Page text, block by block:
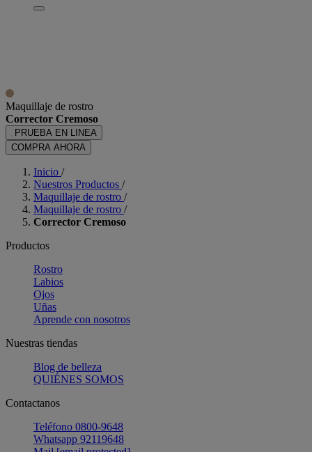
Maquillaje de rostro
Corrector Cremoso
PRUEBA EN LINEA
COMPRA AHORA
Inicio /
Nuestros Productos /
Maquillaje de rostro /
Maquillaje de rostro /
Corrector Cremoso
Productos
Rostro
Labios
Ojos
Uñas
Aprende con nosotros
Nuestras tiendas
Blog de belleza
QUIÉNES SOMOS
Contactanos
Teléfono 0800-9648
Whatsapp 92119648